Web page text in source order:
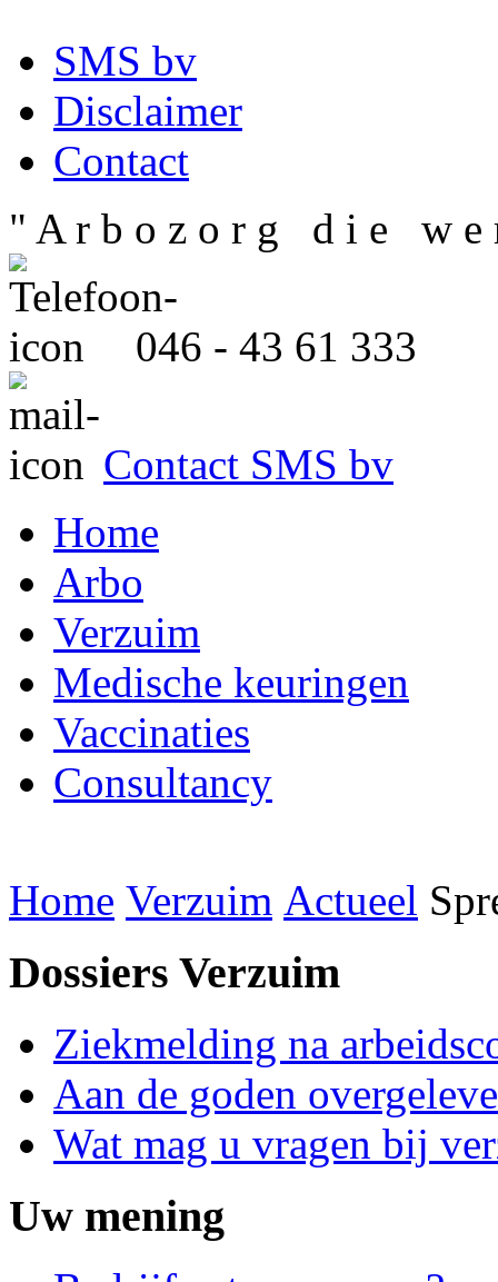
SMS bv
Disclaimer
Contact
" A r b o z o r g d i e w e
046 - 43 61 333
Contact SMS bv
Home
Arbo
Verzuim
Medische keuringen
Vaccinaties
Consultancy
Home Verzuim Actueel
Dossiers Verzuim
Ziekmelding na
Aan de goden
Wat mag u vragen bij
Uw mening